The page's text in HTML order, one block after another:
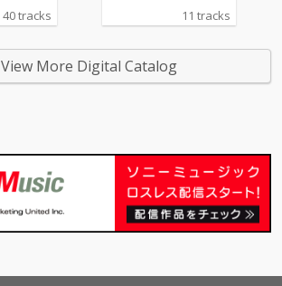
40 tracks 11 tracks
View More Digital Catalog